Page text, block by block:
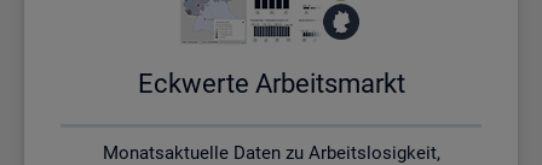
Eck­wer­te Ar­beits­markt
Monatsaktuelle Daten zu Arbeitslosigkeit,